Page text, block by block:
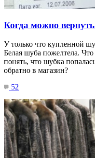
Когда можно
У только что купленной
Белая шуба пожелтела.
понять, что шубка
обратно в магазин?
52